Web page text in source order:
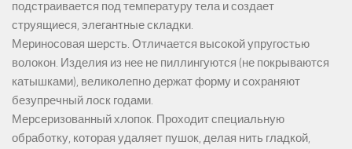
подстраивается под температуру тела и создает
струящиеся, элегантные складки.
Мериносовая шерсть. Отличается высокой упругостью
волокон. Изделия из нее не пиллингуются (не покрываются
катышками), великолепно держат форму и сохраняют
безупречный лоск годами.
Мерсеризованный хлопок. Проходит специальную
обработку, которая удаляет пушок, делая нить гладкой,